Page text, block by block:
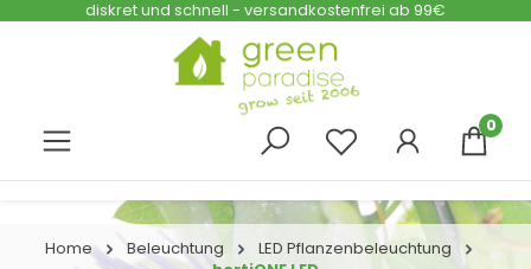
Zum Hauptinhalt springen
diskret und schnell - versandkostenfrei ab 99€
0
Home Beleuchtung
LED Pflanzenbeleuchtung